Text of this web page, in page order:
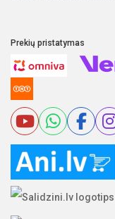
Prekių pristatymas